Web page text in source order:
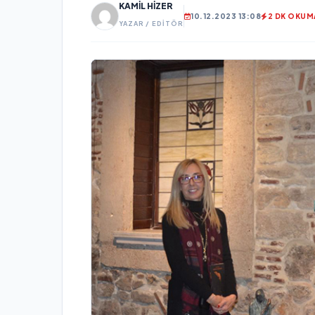
KAMIL HIZER
YAZAR / EDITÖR
10.12.2023 13:08 2 DK